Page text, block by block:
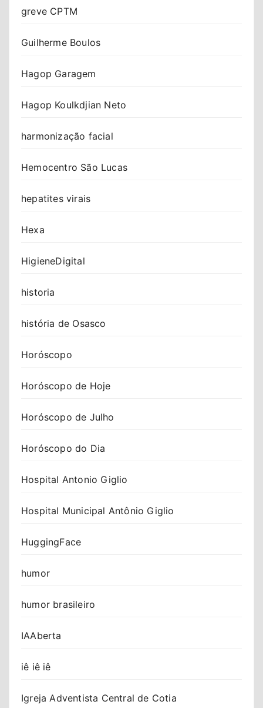
greve CPTM
Guilherme Boulos
Hagop Garagem
Hagop Koulkdjian Neto
harmonização facial
Hemocentro São Lucas
hepatites virais
Hexa
HigieneDigital
historia
história de Osasco
Horóscopo
Horóscopo de Hoje
Horóscopo de Julho
Horóscopo do Dia
Hospital Antonio Giglio
Hospital Municipal Antônio Giglio
HuggingFace
humor
humor brasileiro
IAAberta
iê iê iê
Igreja Adventista Central de Cotia